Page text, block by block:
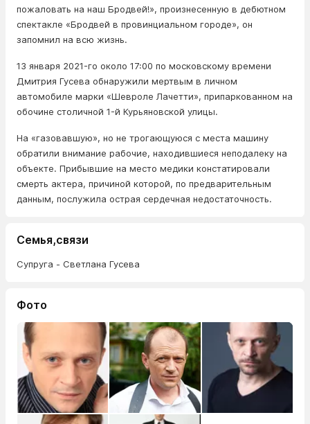
пожаловать на наш Бродвей!», произнесенную в дебютном
спектакле «Бродвей в провинциальном городе», он
запомнил на всю жизнь.
13 января 2021-го около 17:00 по московскому времени
Дмитрия Гусева обнаружили мертвым в личном
автомобиле марки «Шевроле Лачетти», припаркованном на
обочине столичной 1-й Курьяновской улицы.
На «газовавшую», но не трогающуюся с места машину
обратили внимание рабочие, находившиеся неподалеку на
объекте. Прибывшие на место медики констатировали
смерть актера, причиной которой, по предварительным
данным, послужила острая сердечная недостаточность.
Семья,связи
Супруга - Светлана Гусева
Фото